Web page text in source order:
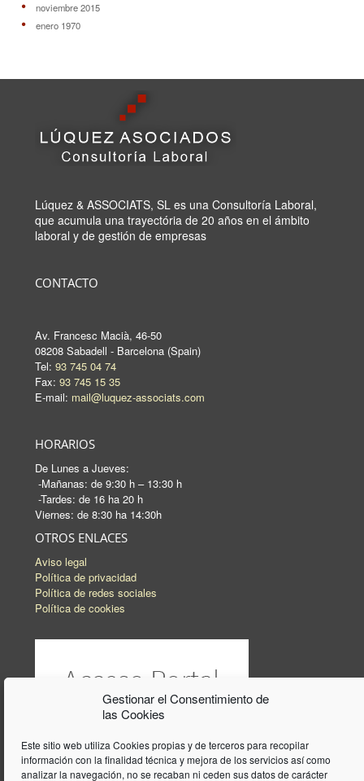
Gestionar el Consentimiento de
las Cookies
Este sitio web utiliza Cookies propias y de terceros para recopilar
información con la finalidad técnica y mejora de los servicios así como
analizar la navegación, no se recaban ni ceden sus datos de carácter
noviembre 2015
enero 1970
Lúquez & ASSOCIATS, SL es una Consultoría Laboral,
que acumula una trayectória de 20 años en el ámbito
laboral y de gestión de empresas
CONTACTO
Av. Francesc Macià, 46-50
08208 Sabadell - Barcelona (Spain)
Tel: 93 745 04 74
Fax: 93 745 15 35
E-mail: mail@luquez-associats.com
HORARIOS
De Lunes a Jueves:
-Mañanas: de 9:30 h – 13:30 h
-Tardes: de 16 ha 20 h
Viernes: de 8:30 ha 14:30h
OTROS ENLACES
Aviso legal
Política de privacidad
Política de redes sociales
Política de cookies